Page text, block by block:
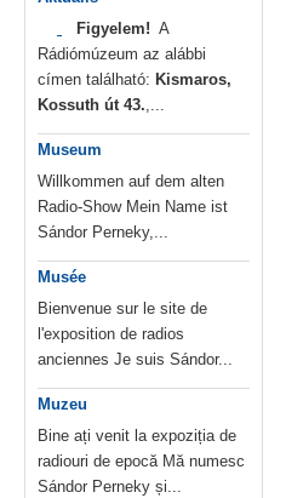
Figyelem! A
Rádiómúzeum az alábbi
címen található: Kismaros,
Kossuth út 43.,...
Museum
Willkommen auf dem alten
Radio-Show Mein Name ist
Sándor Perneky,...
Musée
Bienvenue sur le site de
l'exposition de radios
anciennes Je suis Sándor...
Muzeu
Bine ați venit la expoziția de
radiouri de epocă Mă numesc
Sándor Perneky și...